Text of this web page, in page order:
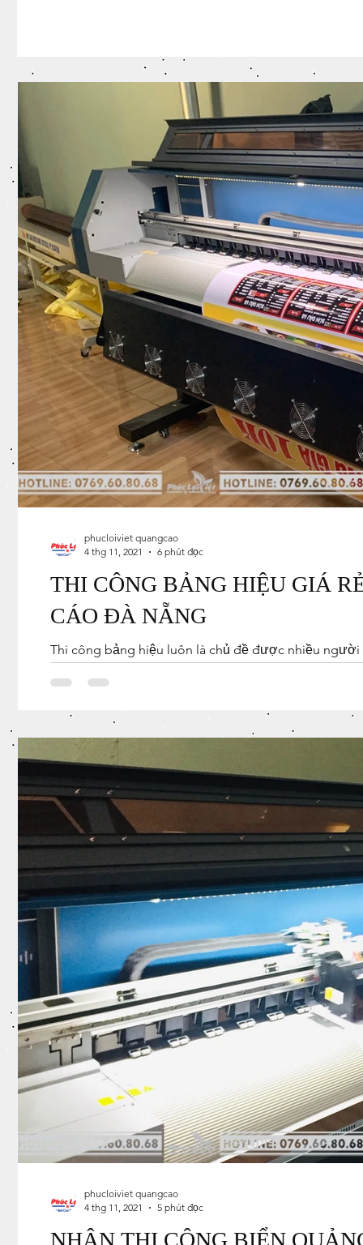
THI CÔNG BẢNG HIỆU GIÁ
CÁO ĐÀ NẴNG
Thi công bảng hiệu luôn là chủ đề được nhiều
phucloiviet quangcao
4 thg 11, 2021
6 phút đọc
NHẬN THI CÔNG BIỂN
phucloiviet quangcao
4 thg 11, 2021
5 phút đọc